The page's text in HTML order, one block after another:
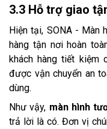
3.3 Hỗ trợ giao
Hiện tại, SONA - Màn
hàng tận nơi hoàn
khách hàng tiết kiệm
được vận chuyển an
dùng.
Như vậy, màn hình
trả lời là có. Đơn vị